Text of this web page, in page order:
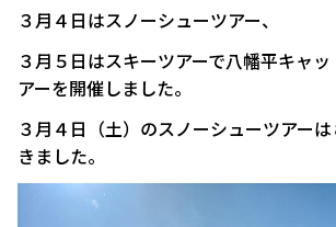
３月４日はスノーシューツアー、
３月５日はスキーツアーで八幡平キャ
アーを開催しました。
３月４日（土）のスノーシューツアー
きました。